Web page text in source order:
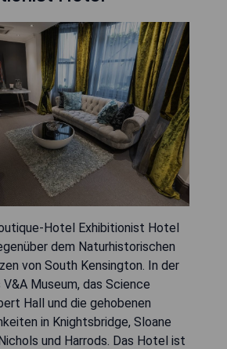
Hotel Exhibitionist Hotel
dem Naturhistorischen
von South Kensington. In der
V&A Museum, das Science
Hall und die gehobenen
in Knightsbridge, Sloane
und Harrods. Das Hotel ist